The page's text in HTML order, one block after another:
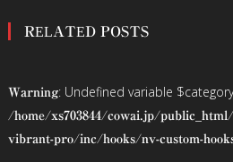
ナ
ゲ
ー
RELATED POSTS
Warning: Undefined variable
/home/xs703844/cowai.jp/
vibrant-pro/inc/hooks/nv-custom-